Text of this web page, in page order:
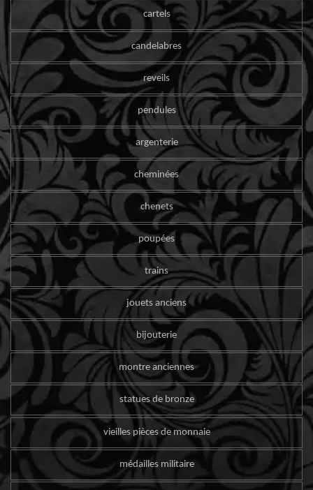
cartels
candelabres
reveils
pendules
argenterie
cheminées
chenets
poupées
trains
jouets anciens
bijouterie
montre anciennes
statues de bronze
vieilles pièces de monnaie
médailles militaire